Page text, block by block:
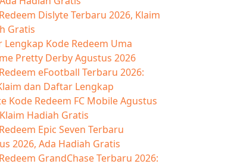
Dislyte Terbaru 2026, Klaim
Gratis
Lengkap Kode Redeem Uma
Pretty Derby Agustus 2026
eFootball Terbaru 2026:
dan Daftar Lengkap
Kode Redeem FC Mobile Agustus
Hadiah Gratis
Epic Seven Terbaru
2026, Ada Hadiah Gratis
GrandChase Terbaru 2026: